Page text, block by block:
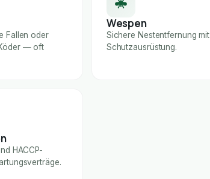
Fallen oder
— oft
Wespen
Sichere Nestentfernung mit
Schutzausrüstung.
HACCP-